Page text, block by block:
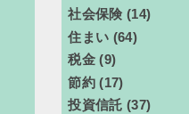
社会保険 (14)
住まい (64)
税金 (9)
節約 (17)
投資信託 (37)